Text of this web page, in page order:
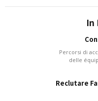
In
Percorsi di
delle
Reclutare